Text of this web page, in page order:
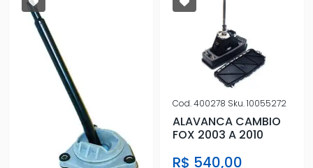
Cod.400278 Sku.10055272
ALAVANCA CAMBIO
FOX 2003 A 2010
R$ 540,00